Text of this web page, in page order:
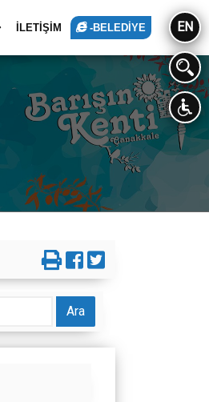
İLETİŞİM -BELEDİYE EN
Ara